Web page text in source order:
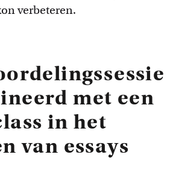
verbeteren.
met een
in het
van essays